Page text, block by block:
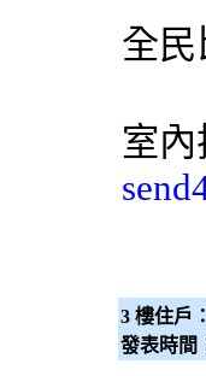
全民
室
3 樓住戶：
發表時間